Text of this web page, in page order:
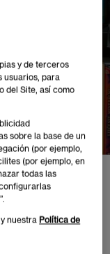
y de terceros
usuarios, para
del Site, así como
sobre la base de un
(por ejemplo,
(por ejemplo, en
todas las
nuestra Política de